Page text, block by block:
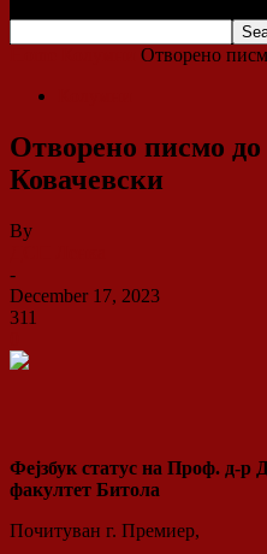
Отворено
Отворено писмо
Ковачевски
By
-
December 17, 2023
311
Фејзбук статус на Проф. д-р
факултет Битола
Почитуван г. Премиер,